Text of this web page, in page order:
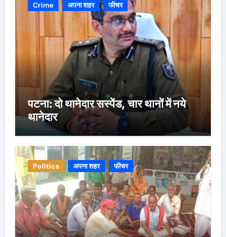
Crime अपना शहर फीचर
पटना: दो थानेदार सस्पेंड, चार थानों में नये
थानेदार
Politics अपना शहर फीचर